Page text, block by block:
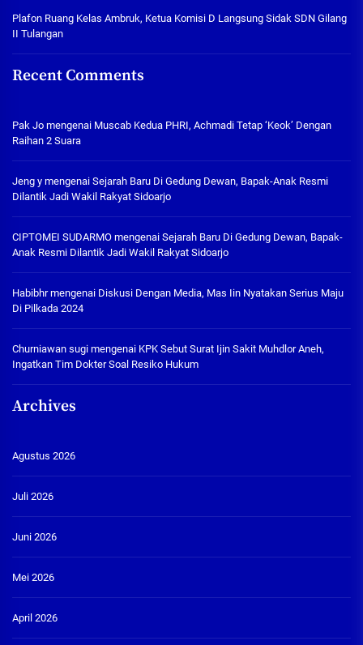
Plafon Ruang Kelas Ambruk, Ketua Komisi D Langsung Sidak SDN Gilang
II Tulangan
Recent Comments
Pak Jo mengenai Muscab Kedua PHRI, Achmadi Tetap ‘Keok’ Dengan
Raihan 2 Suara
Jeng y mengenai Sejarah Baru Di Gedung Dewan, Bapak-Anak Resmi
Dilantik Jadi Wakil Rakyat Sidoarjo
CIPTOMEI SUDARMO mengenai Sejarah Baru Di Gedung Dewan, Bapak-
Anak Resmi Dilantik Jadi Wakil Rakyat Sidoarjo
Habibhrmengenai Diskusi Dengan Media, Mas Iin Nyatakan Serius Maju
Di Pilkada 2024
Churniawan sugi mengenai KPK Sebut Surat Ijin Sakit Muhdlor Aneh,
Ingatkan Tim Dokter Soal Resiko Hukum
Archives
Agustus 2026
Juli 2026
Juni 2026
Mei 2026
April 2026